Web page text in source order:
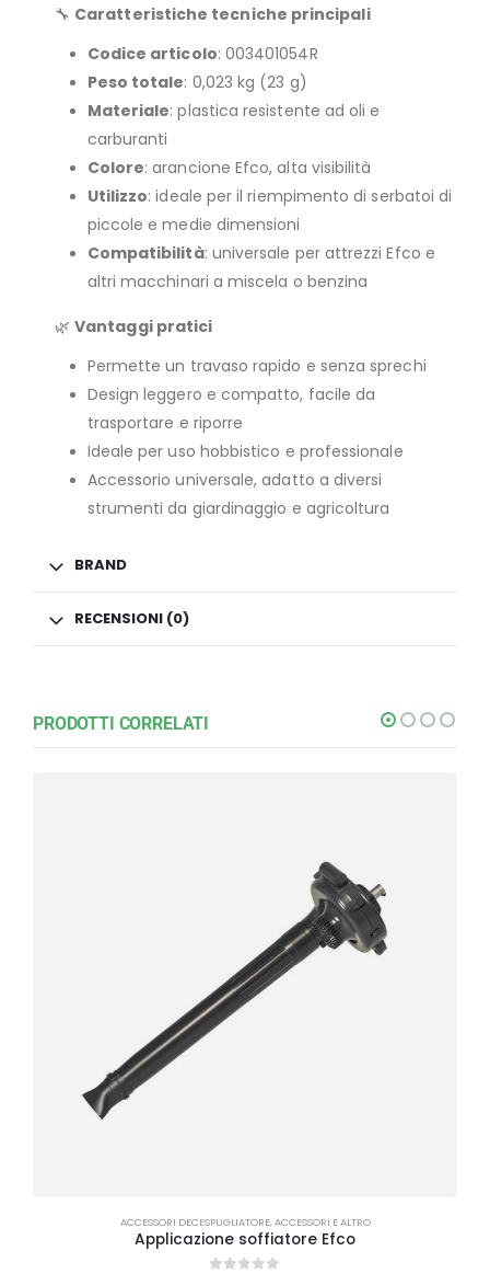
🔧 Caratteristiche tecniche principali
Codice articolo: 003401054R
Peso totale: 0,023 kg (23 g)
Materiale: plastica resistente ad oli e
carburanti
Colore: arancione Efco, alta visibilità
Utilizzo: ideale per il riempimento di serbatoi di
piccole e medie dimensioni
Compatibilità: universale per attrezzi Efco e
altri macchinari a miscela o benzina
🌿Vantaggi pratici
Permette un travaso rapido e senza sprechi
Design leggero e compatto, facile da
trasportare e riporre
Ideale per uso hobbistico e professionale
Accessorio universale, adatto a diversi
strumenti da giardinaggio e agricoltura
BRAND
RECENSIONI (0)
PRODOTTI CORRELATI
ACCESSORI DECESPUGLIATORE,ACCESSORI E ALTRO
Applicazione soffiatore Efco